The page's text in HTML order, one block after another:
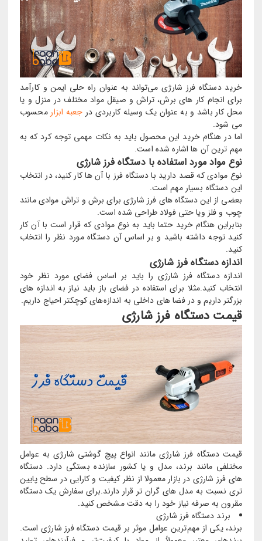
خرید دستگاه فرز شارژی می‌تواند به عنوان راه حلی ایمن و کارآمد
برای انجام کار های برش، تراش و صیقل مواد مختلف در منزل و یا
محل کار باشد و به عنوان یک وسیله کاربردی در جعبه ابزار محسوب
می شود.
اما در هنگام خرید این محصول باید به نکات مهمی توجه کرد که به
مهم ترین آن ها اشاره شده است.
نوع مواد مورد استفاده با دستگاه فرز شارژی
نوع موادی که قصد دارید با دستگاه فرز با آن ها کار کنید، در انتخاب
این دستگاه بسیار مهم است.
بعضی از این دستگاه های فرز شارژی برای برش و تراش موادی مانند
چوب و فلز ویا حتی فولاد طراحی شده است.
بنابراین هنگام خرید حتما باید به نوع موادی که قرار است با آن کار
کنید توجه داشته باشید و بر اساس آن دستگاه مورد نظر را انتخاب
کنید.
اندازه دستگاه فرز شارژی
اندازه دستگاه فرز شارژی را باید بر اساس فضای مورد نظر خود
انتخاب کنید.مثلا برای استفاده در فضای باز باید نیاز به اندازه های
بزرگتر داریم و در فضا های داخلی به اندازه‌های کوچکتر احیاج داریم.
قیمت دستگاه فرز شارژی
قیمت دستگاه فرز شارژی مانند انواع پیچ گوشتی شارژی به عوامل
مختلفی مانند برند، مدل و یا کشور سازنده بستگی دارد. دستگاه
های فرز شارژی در بازار معمولا از نظر کیفیت و کارایی در سطح پایین
تری نسبت به مدل های گران تر قرار دارند.برای سفارش یک دستگاه
مقرون به صرفه نیاز خود را به دقت مشخص کنید.
برند دستگاه فرز شارژی
برند، یکی از مهم‌ترین عوامل موثر بر قیمت دستگاه فرز شارژی است.